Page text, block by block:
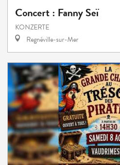
Concert : Fanny Seï
KONZERTE
Regnéville-sur-Mer